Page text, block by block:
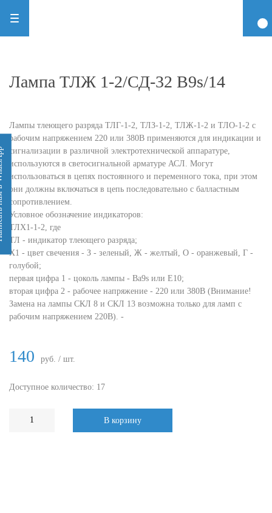
Лампа ТЛЖ 1-2/СД-32 В9s/14
Лампы тлеющего разряда ТЛГ-1-2, ТЛЗ-1-2, ТЛЖ-1-2 и ТЛО-1-2 с
рабочим напряжением 220 или 380В применяются для индикации и
сигнализации в различной электротехнической аппаратуре,
используются в светосигнальной арматуре АСЛ. Могут
использоваться в цепях постоянного и переменного тока, при этом
они должны включаться в цепь последовательно с балластным
сопротивлением.
Условное обозначение индикаторов:
ТЛХ1-1-2, где
ТЛ - индикатор тлеющего разряда;
Х1 - цвет свечения - З - зеленый, Ж - желтый, О - оранжевый, Г -
голубой;
первая цифра 1 - цоколь лампы - Ba9s или E10;
вторая цифра 2 - рабочее напряжение - 220 или 380В (Внимание!
Замена на лампы СКЛ 8 и СКЛ 13 возможна только для ламп с
рабочим напряжением 220В). -
140 руб. / шт.
Доступное количество: 17
В корзину